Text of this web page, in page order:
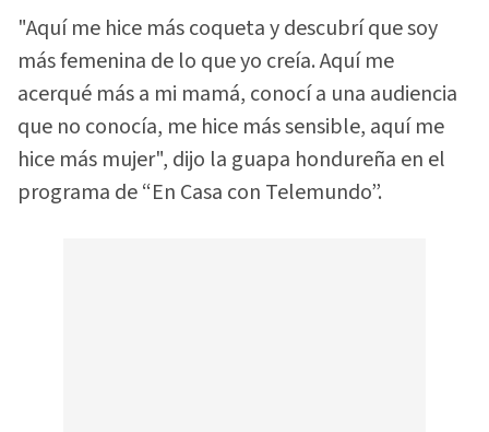
"Aquí me hice más coqueta y descubrí que soy
más femenina de lo que yo creía. Aquí me
acerqué más a mi mamá, conocí a una audiencia
que no conocía, me hice más sensible, aquí me
hice más mujer", dijo la guapa hondureña en el
programa de “En Casa con Telemundo”.